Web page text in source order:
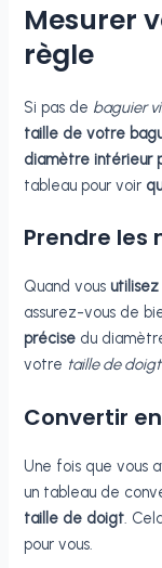
Mesurer
règle
Si pas de baguier
taille de votre
diamètre intérieur
tableau pour voir
Prendre les
Quand vous
assurez-vous de
précise du
votre taille de doigt
Convertir
Une fois que vous
un tableau de
taille de doigt.
pour vous.